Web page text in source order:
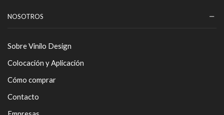
NOSOTROS
Sobre Vinilo Design
Colocación y Aplicación
Cómo comprar
Contacto